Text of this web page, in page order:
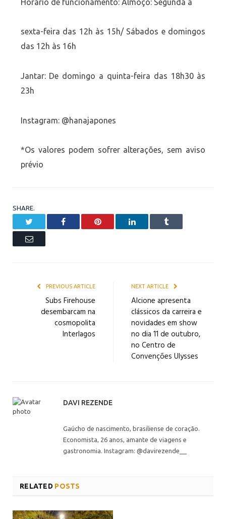
Horário de funcionamento: Almoço: Segunda a
sexta-feira das 12h às 15h/ Sábados e domingos
das 12h às 16h
Jantar: De domingo a quinta-feira das 18h30 às
23h
Instagram: @hanajapones
*Os valores podem sofrer alterações, sem aviso
prévio
SHARE.
Facebook Pinterest LinkedIn Tumblr
Email
PREVIOUS ARTICLE
Subs Firehouse
desembarcam na
cosmopolita
Interlagos
NEXT ARTICLE
Alcione apresenta
clássicos da carreira e
novidades em show
no dia 11 de outubro,
no Centro de
Convenções Ulysses
DAVI REZENDE
Gaúcho de nascimento, brasiliense de coração.
Economista, 26 anos, amante de viagens e
gastronomia. Instagram: @davirezende__
RELATED POSTS